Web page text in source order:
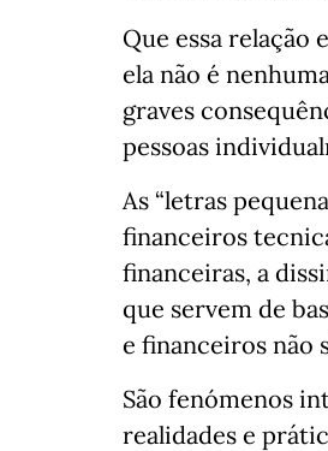
Que essa relação
ela não é
graves
pessoas
As “letras
financeiros
financeiras, a
que servem de
e financeiros não
São fenómenos
realidades e